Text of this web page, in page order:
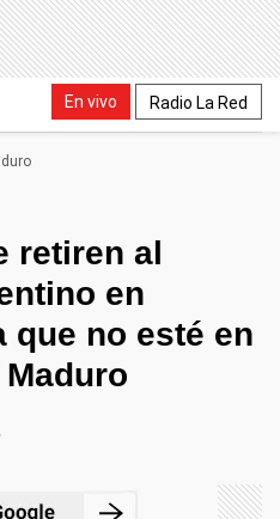
En vivo Radio La Red
retiren al
en
que no esté en